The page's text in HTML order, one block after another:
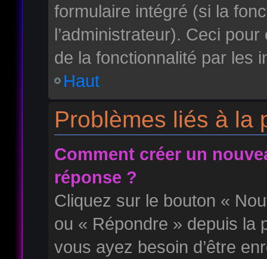
formulaire intégré (si la
l’administrateur). Ceci
de la fonctionnalité par les
Haut
Problèmes liés à la
Comment créer un
réponse ?
Cliquez sur le bouton «
ou « Répondre » depuis la
vous ayez besoin d’être